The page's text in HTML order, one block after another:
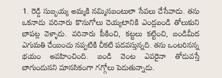
1. రెడ్డి సుబ్బయ్య అమ్మకి నమ్మినబంటులా సేవలు చేసేవాడు. తను
ఒకనాడు వరినారు కొనుగోలు చెయ్యటానికి ఎండ్లబండి తోలుకుని
బాపట్ల వెళ్ళాడు. వరినారు పీకించి, కట్టలు కట్టించి, బండిమీద
ఎగుమతి చేయించు నప్పటికి చీకటి పడవస్తున్నది. తను ఒంటరినన్న
భయం ఆవహించింది. బండి వెంట ఎవరైనా తోడువస్తే
బాగుండునని మానసికంగా గగ్గోలు పెడుతున్నాడు.